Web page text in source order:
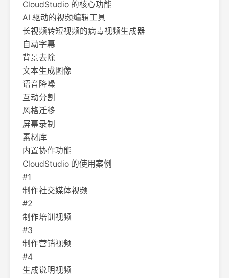
CloudStudio 的核心功能
AI 驱动的视频编辑工具
长视频转短视频的病毒视频生成器
自动字幕
背景去除
文本生成图像
语音降噪
互动分割
风格迁移
屏幕录制
素材库
内置协作功能
CloudStudio 的使用案例
#1
制作社交媒体视频
#2
制作培训视频
#3
制作营销视频
#4
生成说明视频